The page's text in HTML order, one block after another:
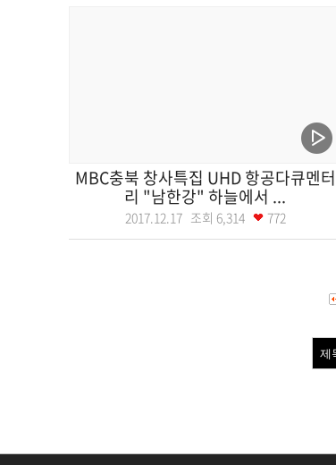
MBC충북 창사특집 UHD 항공다큐멘터
리 "남한강" 하늘에서 ...
2017.12.17 조회 6,314 772